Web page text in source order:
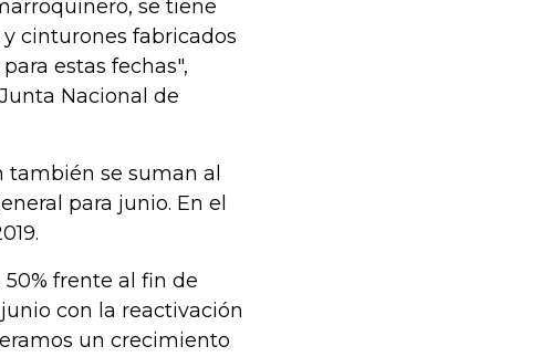
se tiene
cinturones fabricados
estas fechas",
Nacional de
se suman al
para junio. En el
frente al fin de
con la reactivación
un crecimiento